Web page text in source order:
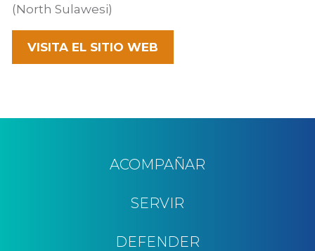
(North Sulawesi)
VISITA EL SITIO WEB
ACOMPAÑAR
SERVIR
DEFENDER